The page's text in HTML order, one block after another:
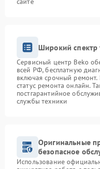
Широкий спектр
Сервисный центр Beko
всей РФ, бесплатную
включая срочный ремонт.
статус ремонта онлайн.
постгарантийное
службы техники
Оригинальные
безопасное
Использование